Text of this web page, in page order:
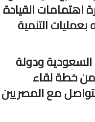
القيادة
التنمية
السعودية ودولة
خطة لقاء
مع المصريين